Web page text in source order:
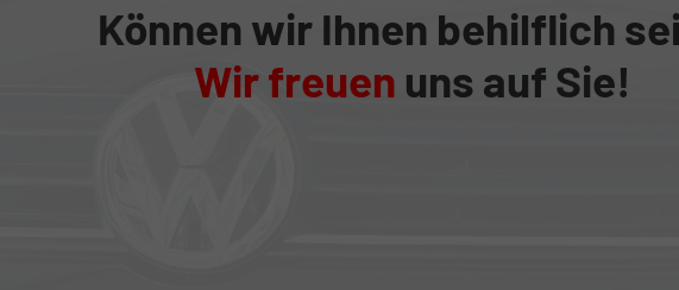
Können wir Ihnen behilflich
Wir freuen uns auf Sie!